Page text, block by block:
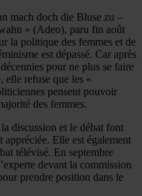
mach doch die Bluse zu –
» (Adeo), paru fin août
la politique des femmes et de
est dépassé. Car après
pour ne plus se faire
elle refuse que les «
pensent pouvoir
des femmes.
discussion et le débat font
appréciée. Elle est également
télévisé. En septembre
devant la commission
prendre position dans le